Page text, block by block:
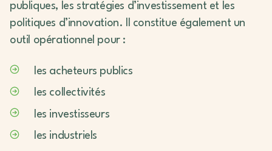
publiques, les stratégies d’investissement et les
politiques d’innovation. Il constitue également un
outil opérationnel pour :
les acheteurs publics
les collectivités
les investisseurs
les industriels